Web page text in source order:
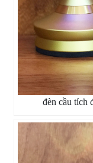
đèn cầu tích